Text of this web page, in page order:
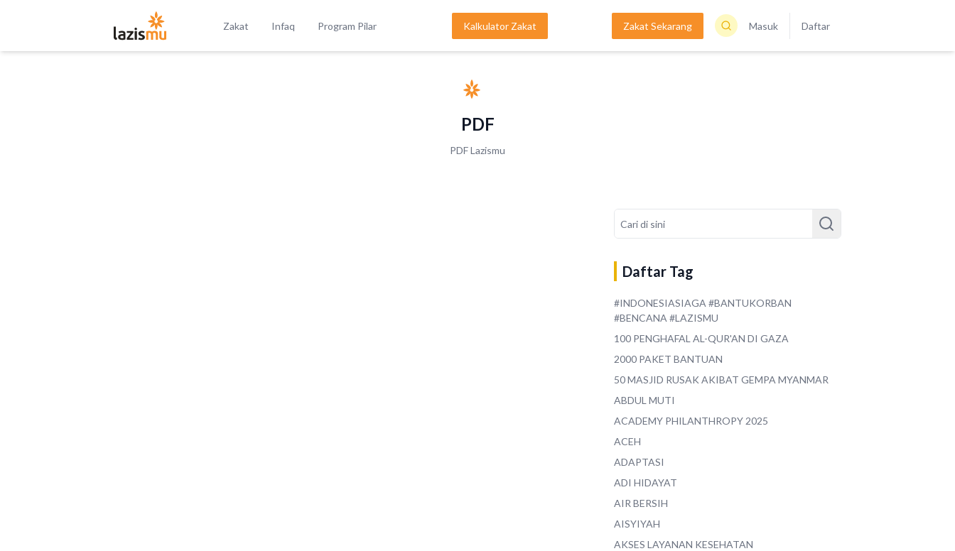
Zakat Infaq Program Pilar Kalkulator Zakat Zakat Sekarang Masuk Daftar
PDF
PDF Lazismu
Daftar Tag
#INDONESIASIAGA #BANTUKORBAN
#BENCANA #LAZISMU
100 PENGHAFAL AL-QUR'AN DI GAZA
2000 PAKET BANTUAN
50 MASJID RUSAK AKIBAT GEMPA MYANMAR
ABDUL MUTI
ACADEMY PHILANTHROPY 2025
ACEH
ADAPTASI
ADI HIDAYAT
AIR BERSIH
AISYIYAH
AKSES LAYANAN KESEHATAN